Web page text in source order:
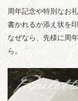
周年記念や特別なお
書かれるか添え状を
なぜなら、先様に周
ら。